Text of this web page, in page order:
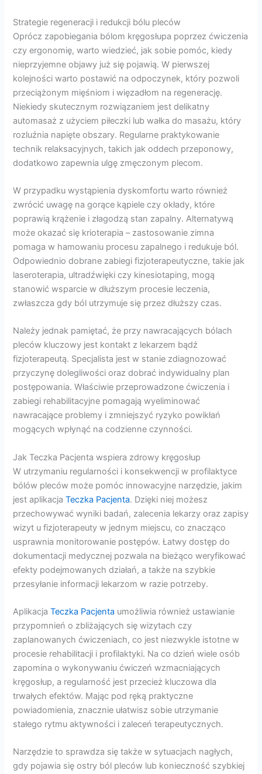
Strategie regeneracji i redukcji bólu pleców
Oprócz zapobiegania bólom kręgosłupa poprzez ćwiczenia
czy ergonomię, warto wiedzieć, jak sobie pomóc, kiedy
nieprzyjemne objawy już się pojawią. W pierwszej
kolejności warto postawić na odpoczynek, który pozwoli
przeciążonym mięśniom i więzadłom na regenerację.
Niekiedy skutecznym rozwiązaniem jest delikatny
automasaż z użyciem piłeczki lub wałka do masażu, który
rozluźnia napięte obszary. Regularne praktykowanie
technik relaksacyjnych, takich jak oddech przeponowy,
dodatkowo zapewnia ulgę zmęczonym plecom.
W przypadku wystąpienia dyskomfortu warto również
zwrócić uwagę na gorące kąpiele czy okłady, które
poprawią krążenie i złagodzą stan zapalny. Alternatywą
może okazać się krioterapia – zastosowanie zimna
pomaga w hamowaniu procesu zapalnego i redukuje ból.
Odpowiednio dobrane zabiegi fizjoterapeutyczne, takie jak
laseroterapia, ultradźwięki czy kinesiotaping, mogą
stanowić wsparcie w dłuższym procesie leczenia,
zwłaszcza gdy ból utrzymuje się przez dłuższy czas.
Należy jednak pamiętać, że przy nawracających bólach
pleców kluczowy jest kontakt z lekarzem bądź
fizjoterapeutą. Specjalista jest w stanie zdiagnozować
przyczynę dolegliwości oraz dobrać indywidualny plan
postępowania. Właściwie przeprowadzone ćwiczenia i
zabiegi rehabilitacyjne pomagają wyeliminować
nawracające problemy i zmniejszyć ryzyko powikłań
mogących wpłynąć na codzienne czynności.
Jak Teczka Pacjenta wspiera zdrowy kręgosłup
W utrzymaniu regularności i konsekwencji w profilaktyce
bólów pleców może pomóc innowacyjne narzędzie, jakim
jest aplikacjaTeczka Pacjenta. Dzięki niej możesz
przechowywać wyniki badań, zalecenia lekarzy oraz zapisy
wizyt u fizjoterapeuty w jednym miejscu, co znacząco
usprawnia monitorowanie postępów. Łatwy dostęp do
dokumentacji medycznej pozwala na bieżąco weryfikować
efekty podejmowanych działań, a także na szybkie
przesyłanie informacji lekarzom w razie potrzeby.
AplikacjaTeczka Pacjenta umożliwia również ustawianie
przypomnień o zbliżających się wizytach czy
zaplanowanych ćwiczeniach, co jest niezwykle istotne w
procesie rehabilitacji i profilaktyki. Na co dzień wiele osób
zapomina o wykonywaniu ćwiczeń wzmacniających
kręgosłup, a regularność jest przecież kluczowa dla
trwałych efektów. Mając pod ręką praktyczne
powiadomienia, znacznie ułatwisz sobie utrzymanie
stałego rytmu aktywności i zaleceń terapeutycznych.
Narzędzie to sprawdza się także w sytuacjach nagłych,
gdy pojawia się ostry ból pleców lub konieczność szybkiej